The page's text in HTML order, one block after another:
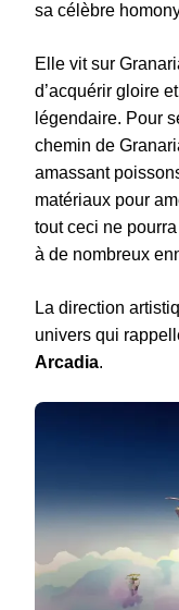
sa célèbre
Elle vit sur
d’acquérir gloire
légendaire. Pour
chemin de
amassant
matériaux pour
tout ceci ne
à de nombreux
La direction
univers qui
Arcadia.